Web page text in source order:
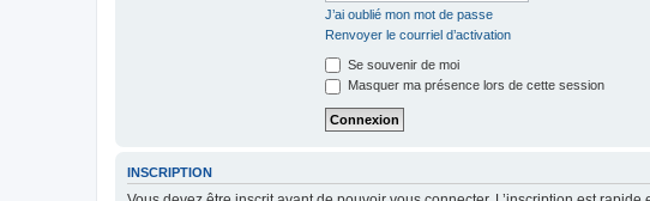
J’ai oublié mon mot de passe
Renvoyer le courriel d’activation
Se souvenir de moi
Masquer ma présence lors de cette session
INSCRIPTION